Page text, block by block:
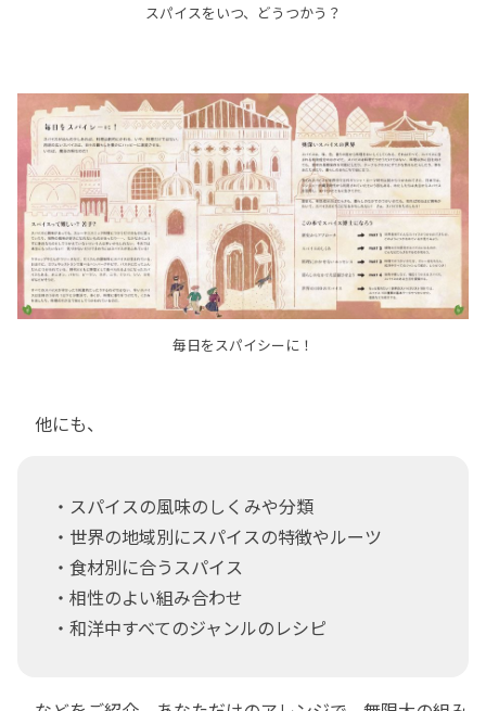
スパイスをいつ、どうつかう？
毎日をスパイシーに！
他にも、
・スパイスの風味のしくみや分類
・世界の地域別にスパイスの特徴やルーツ
・食材別に合うスパイス
・相性のよい組み合わせ
・和洋中すべてのジャンルのレシピ